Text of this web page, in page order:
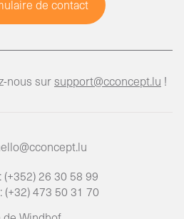
de contact
nous sursupport@cconcept.lu !
(+352) 26 30 58 99
(+32) 473 50 31 70